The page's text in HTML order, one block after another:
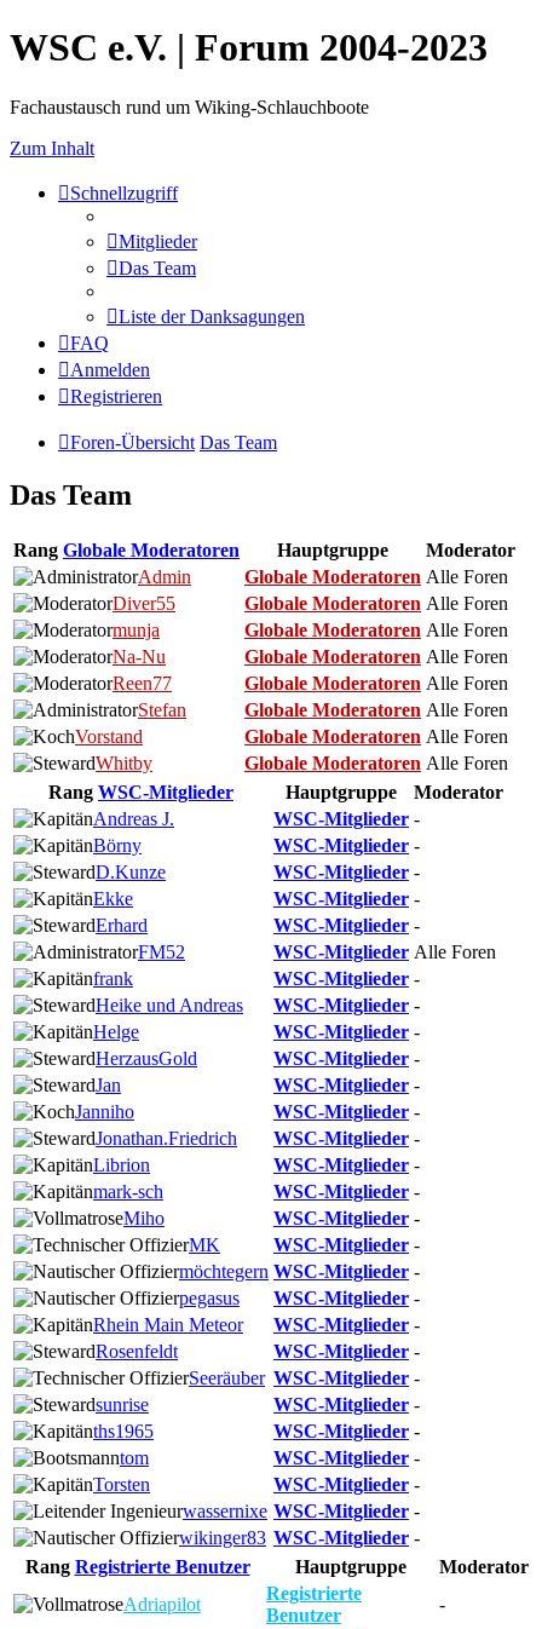
WSC e.V. | Forum 2004-2023
Fachaustausch rund um Wiking-Schlauchboote
Zum Inhalt
Schnellzugriff
Mitglieder
Das Team
Liste der Danksagungen
FAQ
Anmelden
Registrieren
Foren-Übersicht Das Team
Das Team
Rang Globale Moderatoren Hauptgruppe
Moderator
Admin
Globale Moderatoren Alle Foren
Diver55
Globale Moderatoren Alle Foren
munja
Globale Moderatoren Alle Foren
Na-Nu
Globale Moderatoren Alle Foren
Reen77
Globale Moderatoren Alle Foren
Stefan
Globale Moderatoren Alle Foren
Vorstand
Globale Moderatoren Alle Foren
Whitby
Globale Moderatoren Alle Foren
Rang WSC-Mitglieder Hauptgruppe
Moderator
Andreas J.
WSC-Mitglieder -
Börny
WSC-Mitglieder -
D.Kunze
WSC-Mitglieder -
Ekke
WSC-Mitglieder -
Erhard
WSC-Mitglieder -
FM52
WSC-Mitglieder Alle Foren
frank
WSC-Mitglieder -
Heike und Andreas
WSC-Mitglieder -
Helge
WSC-Mitglieder -
HerzausGold
WSC-Mitglieder -
Jan
WSC-Mitglieder -
Janniho
WSC-Mitglieder -
Jonathan.Friedrich
WSC-Mitglieder -
Librion
WSC-Mitglieder -
mark-sch
WSC-Mitglieder -
Miho
WSC-Mitglieder -
MK
WSC-Mitglieder -
möchtegern WSC-Mitglieder -
pegasus
WSC-Mitglieder -
Rhein Main Meteor
WSC-Mitglieder -
Rosenfeldt
WSC-Mitglieder -
Seeräuber WSC-Mitglieder -
sunrise
WSC-Mitglieder -
ths1965
WSC-Mitglieder -
tom
WSC-Mitglieder -
Torsten
WSC-Mitglieder -
wassernixe WSC-Mitglieder -
wikinger83 WSC-Mitglieder -
Rang Registrierte Benutzer Hauptgruppe
Moderator
Adriapilot
Registrierte
Benutzer
-